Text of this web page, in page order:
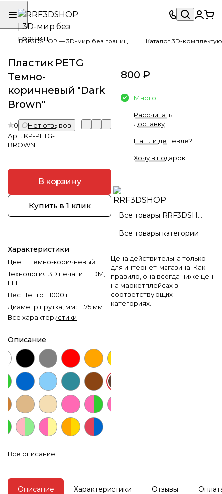
RRF3DSHOP — 3D-мир без границ Каталог 3D-
Пластик PETG
Темно-
коричневый "Dark
Brown"
0
Нет отзывов
Арт. KP-PETG-
BROWN
В корзину
Купить в 1 клик
Характеристики
Цвет: Тёмно-коричневый
Технология 3D печати: FDM,
FFF
Вес Нетто: 1000 г
Диаметр прутка, мм: 1.75 мм
Все характеристики
Описание
Все описание
800 ₽
Много
Рассчитать
доставку
Нашли дешевле?
Хочу в подарок
Все товары RRF3DSHOP
Все товары категории
Цена действительна только
для интернет-магазина. Как
правило, она всегда ниже цен
на маркетплейсах в
соответствующих
категориях.
Описание Характеристики Отзывы